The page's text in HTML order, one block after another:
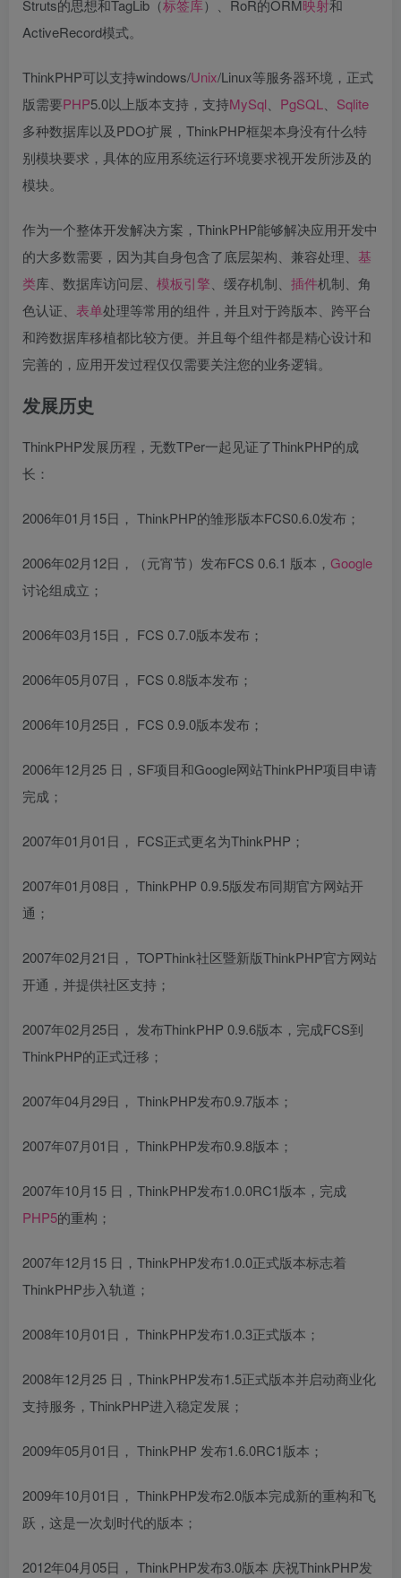
Struts的思想和TagLib（标签库）、RoR的ORM映射和
ActiveRecord模式。
ThinkPHP可以支持windows/Unix/Linux等服务器环境，正式
版需要PHP5.0以上版本支持，支持MySql PgSQL
Sqlite
多种数据库以及PDO扩展，ThinkPHP框架本身没有什么特
别模块要求，具体的应用系统运行环境要求视开发所涉及的
模块。
作为一个整体开发解决方案，ThinkPHP能够解决应用开发中
的大多数需要，因为其自身包含了底层架构、兼容处理、 基
类库、数据库访问层、 模板引擎 、缓存机制、 插件机制、角
色认证、 表单处理等常用的组件，并且对于跨版本、跨平台
和跨数据库移植都比较方便。并且每个组件都是精心设计和
完善的，应用开发过程仅仅需要关注您的业务逻辑。
发展历史
ThinkPHP发展历程，无数TPer一起见证了ThinkPHP的成
长：
2006年01月15日， ThinkPHP的雏形版本FCS0.6.0发布；
2006年02月12日，（元宵节）发布FCS 0.6.1 版本， Google
讨论组成立；
2006年03月15日， FCS 0.7.0版本发布；
2006年05月07日， FCS 0.8版本发布；
2006年10月25日， FCS 0.9.0版本发布；
2006年12月25 日，SF项目和Google网站ThinkPHP项目申请
完成；
2007年01月01日， FCS正式更名为ThinkPHP；
2007年01月08日， ThinkPHP 0.9.5版发布同期官方网站开
通；
2007年02月21日， TOPThink社区暨新版ThinkPHP官方网站
开通，并提供社区支持；
2007年02月25日， 发布ThinkPHP 0.9.6版本，完成FCS到
ThinkPHP的正式迁移；
2007年04月29日， ThinkPHP发布0.9.7版本；
2007年07月01日， ThinkPHP发布0.9.8版本；
2007年10月15 日，ThinkPHP发布1.0.0RC1版本，完成
PHP5的重构；
2007年12月15 日，ThinkPHP发布1.0.0正式版本标志着
ThinkPHP步入轨道；
2008年10月01日， ThinkPHP发布1.0.3正式版本；
2008年12月25 日，ThinkPHP发布1.5正式版本并启动商业化
支持服务，ThinkPHP进入稳定发展；
2009年05月01日， ThinkPHP 发布1.6.0RC1版本；
2009年10月01日， ThinkPHP发布2.0版本完成新的重构和飞
跃，这是一次划时代的版本；
2012年04月05日， ThinkPHP发布3.0版本 庆祝ThinkPHP发